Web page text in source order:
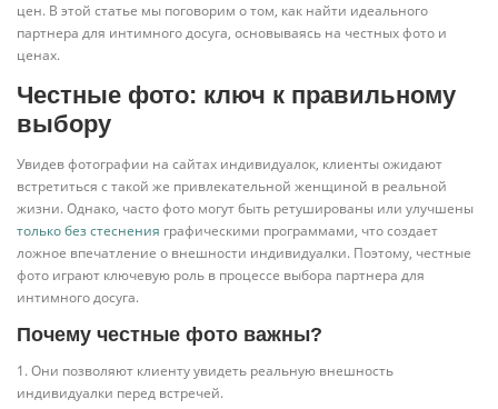
цен. В этой статье мы поговорим о том, как найти идеального
партнера для интимного досуга, основываясь на честных фото и
ценах.
Честные фото: ключ к правильному
выбору
Увидев фотографии на сайтах индивидуалок, клиенты ожидают
встретиться с такой же привлекательной женщиной в реальной
жизни. Однако, часто фото могут быть ретушированы или улучшены
только без стеснения графическими программами, что создает
ложное впечатление о внешности индивидуалки. Поэтому, честные
фото играют ключевую роль в процессе выбора партнера для
интимного досуга.
Почему честные фото важны?
1. Они позволяют клиенту увидеть реальную внешность
индивидуалки перед встречей.